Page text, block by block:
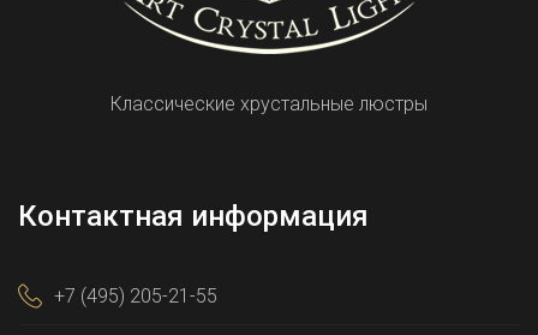
Классические хрустальные люстры
Контактная информация
+7 (495) 205-21-55